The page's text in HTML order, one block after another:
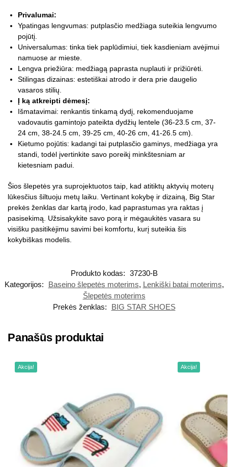
Privalumai:
Ypatingas lengvumas: putplasčio medžiaga suteikia lengvumo
pojūtį.
Universalumas: tinka tiek paplūdimiui, tiek kasdieniam avėjimui
namuose ar mieste.
Lengva priežiūra: medžiagą paprasta nuplauti ir prižiūrėti.
Stilingas dizainas: estetiškai atrodo ir dera prie daugelio
vasaros stilių.
Į ką atkreipti dėmesį:
Išmatavimai: renkantis tinkamą dydį, rekomenduojame
vadovautis gamintojo pateikta dydžių lentele (36-23.5 cm, 37-
24 cm, 38-24.5 cm, 39-25 cm, 40-26 cm, 41-26.5 cm).
Kietumo pojūtis: kadangi tai putplasčio gaminys, medžiaga yra
standi, todėl įvertinkite savo poreikį minkštesniam ar
kietesniam padui.
Šios šlepetės yra suprojektuotos taip, kad atitiktų aktyvių moterų
lūkesčius šiltuoju metų laiku. Vertinant kokybę ir dizainą, Big Star
prekės ženklas dar kartą įrodo, kad paprastumas yra raktas į
pasisekimą. Užsisakykite savo porą ir mėgaukitės vasara su
visišku pasitikėjimu savimi bei komfortu, kurį suteikia šis
kokybiškas modelis.
Produkto kodas: 37230-B
Kategorijos:
Baseino šlepetės moterims, Lenkiški batai moterims,
Šlepetės moterims
Prekės ženklas:
BIG STAR SHOES
Panašūs produktai
Akcija! Akcija!